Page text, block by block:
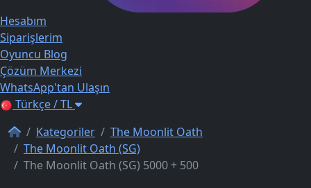
Hesabım
Siparişlerim
Oyuncu Blog
Çözüm Merkezi
WhatsApp'tan Ulaşın
Türkçe / TL
Kategoriler
The Moonlit Oath
The Moonlit Oath (SG)
The Moonlit Oath (SG) 5000 + 500